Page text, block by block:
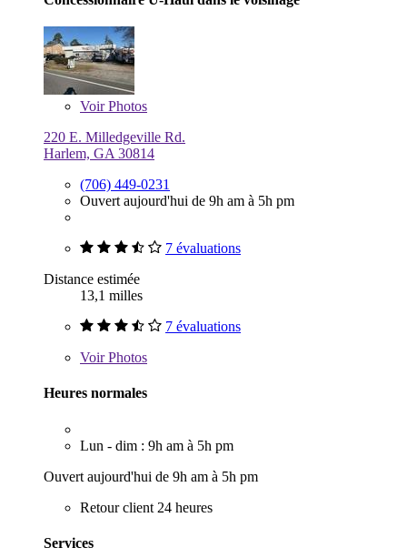
VoirPhotos
220 E. Milledgeville Rd.
Harlem, GA 30814
(706) 449-0231
Ouvert aujourd'hui de 9h am à 5h pm
7 évaluations
Distance estimée
13,1 milles
7 évaluations
VoirPhotos
Heures normales
Lun - dim : 9h am à 5h pm
Ouvert aujourd'hui de 9h am à 5h pm
Retour client 24 heures
Services